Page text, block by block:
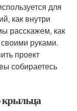
для
как внутри
расскажем, как
руками.
проект
собираетесь
крыльца